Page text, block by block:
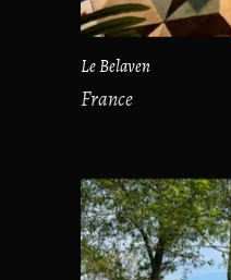
Le Belaven
France